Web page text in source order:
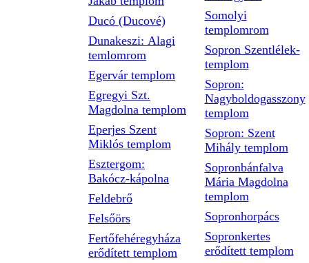
Ducó (Ducové)
Dunakeszi: Alagi
temlomrom
Egervár templom
Egregyi Szt.
Magdolna templom
Eperjes Szent
Miklós templom
Esztergom:
Bakócz-kápolna
Feldebrő
Felsőörs
Fertőfehéregyháza
erődített templom
Somolyi
templomrom
Sopron Szentlélek-
templom
Sopron:
Nagyboldogasszony
templom
Sopron: Szent
Mihály templom
Sopronbánfalva
Mária Magdolna
templom
Sopronhorpács
Sopronkertes
erődített templom